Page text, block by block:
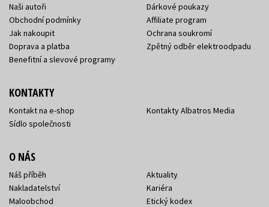
Naši autoři
Obchodní podmínky
Jak nakoupit
Doprava a platba
Benefitní a slevové programy
Dárkové poukazy
Affiliate program
Ochrana soukromí
Zpětný odběr elektroodpadu
KONTAKTY
Kontakt na e-shop
Sídlo společnosti
Kontakty Albatros Media
O NÁS
Náš příběh
Nakladatelství
Maloobchod
Aktuality
Kariéra
Etický kodex